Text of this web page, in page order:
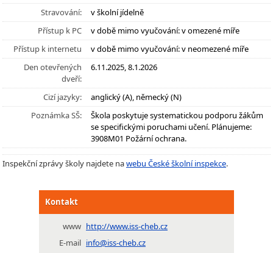
Stravování:
v školní jídelně
Přístup k PC
v době mimo vyučování: v omezené míře
Přístup k internetu
v době mimo vyučování: v neomezené míře
Den otevřených
dveří:
6.11.2025, 8.1.2026
Cizí jazyky:
anglický (A), německý (N)
Poznámka SŠ:
Škola poskytuje systematickou podporu žákům
se specifickými poruchami učení. Plánujeme:
3908M01 Požární ochrana.
Inspekční zprávy školy najdete nawebu České školní inspekce.
Kontakt
www http://www.iss-cheb.cz
E-mail info@iss-cheb.cz